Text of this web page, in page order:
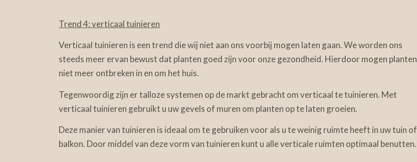
Trend 4: verticaal tuinieren
Verticaal tuinieren is een trend die wij niet aan ons voorbij mogen laten gaan. We worden ons
steeds meer ervan bewust dat planten goed zijn voor onze gezondheid. Hierdoor mogen planten
niet meer ontbreken in en om het huis.
Tegenwoordig zijn er talloze systemen op de markt gebracht om verticaal te tuinieren. Met
verticaal tuinieren gebruikt u uw gevels of muren om planten op te laten groeien.
Deze manier van tuinieren is ideaal om te gebruiken voor als u te weinig ruimte heeft in uw tuin of
balkon. Door middel van deze vorm van tuinieren kunt u alle verticale ruimten optimaal benutten.